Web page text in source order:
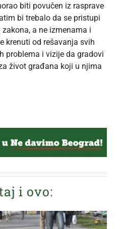
biti povučen iz rasprave
bi trebalo da se pristupi
a ne izmenama i
krenuti od rešavanja svih
problema i vizije da gradovi
život građana koji u njima
i ovo: